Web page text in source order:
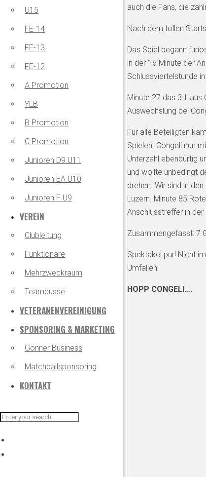
U15
FE-14
FE-13
FE-12
A Promotion
YLB
B Promotion
C Promotion
Junioren D9 U11
Junioren EA U10
Junioren F U9
VEREIN
Clubleitung
Funktionäre
Mehrzweckraum
Teambusse
VETERANENVEREINIGUNG
SPONSORING & MARKETING
Gönner Business
Matchballsponsoring
KONTAKT
auch die Fans, die
Nach dem tollen
Das Spiel begann
in der 16 Minute der
Schlussviertelstunde
Minute 27 das 3:1 aus
Auswechslung bei
Für alle Beteiligten
Spielen. Congeli nun
Unterzahl ebenbürtig
und wollte unbedingt
drehen. Wir sind in
Luzern. Minute 85
Anschlusstreffer in der
Zusammengefasst: 7
Spektakel pur! Nicht
Umfallen!
HOPP CONGELI….